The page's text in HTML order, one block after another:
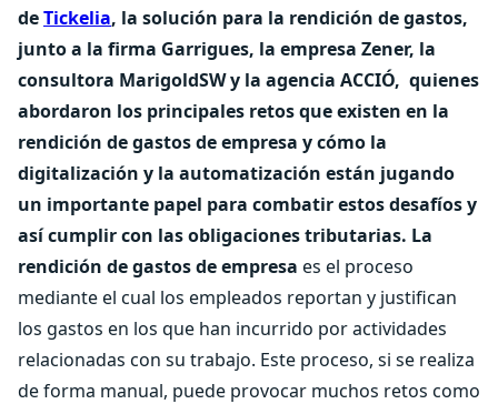
deTickelia, la solución para la rendición de gastos,
junto a la firma Garrigues, la empresa Zener, la
consultora MarigoldSW y la agencia ACCIÓ, quienes
abordaron los principales retos que existen en la
rendición de gastos de empresa y cómo la
digitalización y la automatización están jugando
un importante papel para combatir estos desafíos y
así cumplir con las obligaciones tributarias. La
rendición de gastos de empresa es el proceso
mediante el cual los empleados reportan y justifican
los gastos en los que han incurrido por actividades
relacionadas con su trabajo. Este proceso, si se realiza
de forma manual, puede provocar muchos retos como